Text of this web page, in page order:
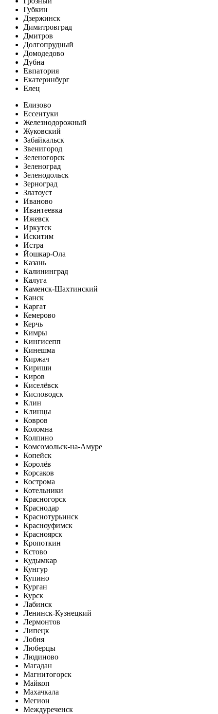
Губкин
Дзержинск
Димитровград
Дмитров
Долгопрудный
Домодедово
Дубна
Евпатория
Екатеринбург
Елец
Елизово
Ессентуки
Железнодорожный
Жуковский
Забайкальск
Звенигород
Зеленогорск
Зеленоград
Зеленодольск
Зерноград
Златоуст
Иваново
Ивантеевка
Ижевск
Иркутск
Искитим
Истра
Йошкар-Ола
Казань
Калининград
Калуга
Каменск-Шахтинский
Канск
Каргат
Кемерово
Керчь
Кимры
Кингисепп
Кинешма
Киржач
Кириши
Киров
Киселёвск
Кисловодск
Клин
Клинцы
Ковров
Коломна
Колпино
Комсомольск-на-Амуре
Копейск
Королёв
Корсаков
Кострома
Котельники
Красногорск
Краснодар
Краснотурьинск
Красноуфимск
Красноярск
Кропоткин
Кстово
Кудымкар
Кунгур
Купино
Курган
Курск
Лабинск
Ленинск-Кузнецкий
Лермонтов
Липецк
Лобня
Люберцы
Людиново
Магадан
Магнитогорск
Майкоп
Махачкала
Мегион
Междуреченск